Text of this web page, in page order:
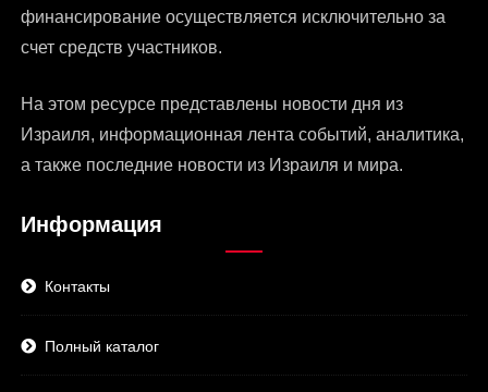
финансирование осуществляется исключительно за
счет средств участников.
На этом ресурсе представлены новости дня из
Израиля, информационная лента событий, аналитика,
а также последние новости из Израиля и мира.
Информация
Контакты
Полный каталог